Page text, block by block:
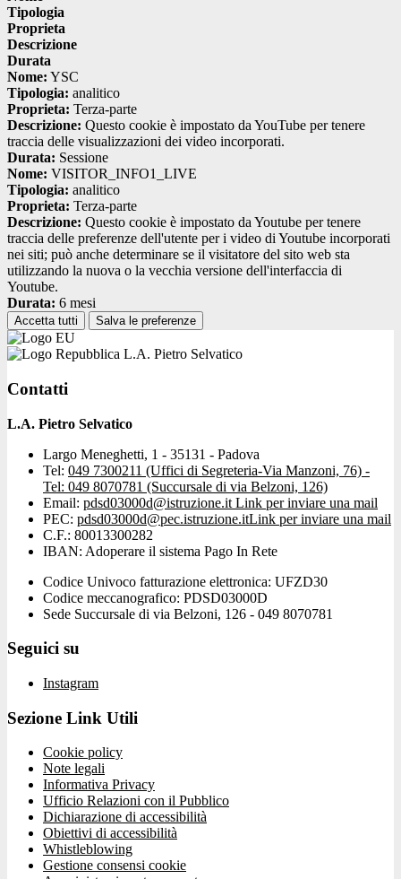
Tipologia
Proprieta
Descrizione
Durata
Nome: YSC
Tipologia: analitico
Proprieta: Terza-parte
Descrizione: Questo cookie è impostato da YouTube per tenere
traccia delle visualizzazioni dei video incorporati.
Durata: Sessione
Nome: VISITOR_INFO1_LIVE
Tipologia: analitico
Proprieta: Terza-parte
Descrizione: Questo cookie è impostato da Youtube per tenere
traccia delle preferenze dell'utente per i video di Youtube incorporati
nei siti; può anche determinare se il visitatore del sito web sta
utilizzando la nuova o la vecchia versione dell'interfaccia di
Youtube.
Durata: 6 mesi
Accetta tutti Salva le preferenze
L.A. Pietro Selvatico
Contatti
L.A. Pietro Selvatico
Largo Meneghetti, 1 - 35131 - Padova
Tel: 049 7300211 (Uffici di Segreteria-Via Manzoni, 76) -
Tel: 049 8070781 (Succursale di via Belzoni, 126)
Email: pdsd03000d@istruzione.it Link per inviare una mail
PEC: pdsd03000d@pec.istruzione.itLink per inviare una mail
C.F.: 80013300282
IBAN: Adoperare il sistema Pago In Rete
Codice Univoco fatturazione elettronica: UFZD30
Codice meccanografico: PDSD03000D
Sede Succursale di via Belzoni, 126 - 049 8070781
Seguici su
Instagram
Sezione Link Utili
Cookie policy
Note legali
Informativa Privacy
Ufficio Relazioni con il Pubblico
Dichiarazione di accessibilità
Obiettivi di accessibilità
Whistleblowing
Gestione consensi cookie